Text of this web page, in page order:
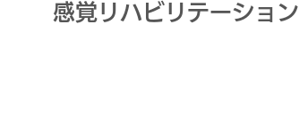
感覚リハビリテーション